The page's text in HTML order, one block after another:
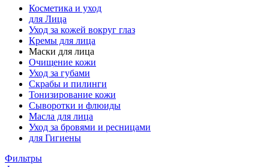
Косметика и уход
для Лица
Уход за кожей вокруг глаз
Кремы для лица
Маски для лица
Очищение кожи
Уход за губами
Скрабы и пилинги
Тонизирование кожи
Сыворотки и флюиды
Масла для лица
Уход за бровями и ресницами
для Гигиены
Фильтры